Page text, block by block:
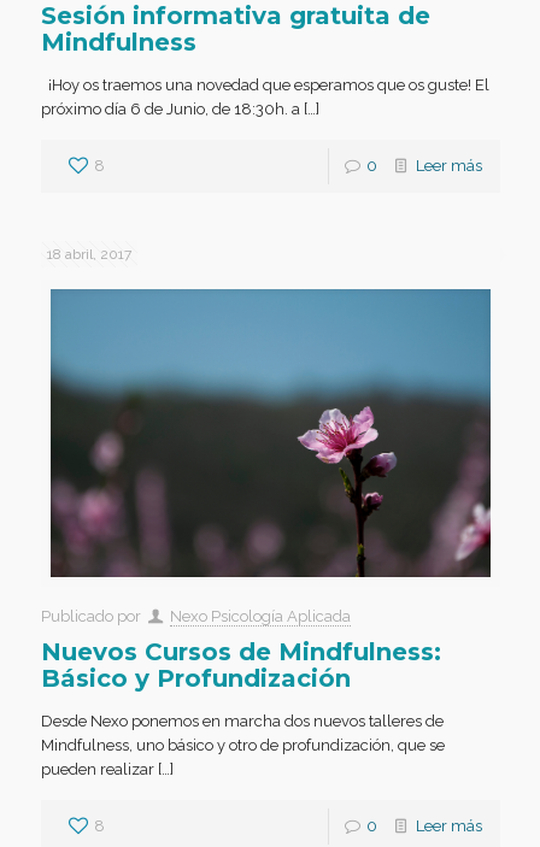
Sesión informativa gratuita de
Mindfulness
¡Hoy os traemos una novedad que esperamos que os guste! El
próximo día 6 de Junio, de 18:30h. a […]
8 0 Leer más
18 abril, 2017
Publicado por Nexo Psicología Aplicada
Nuevos Cursos de Mindfulness:
Básico y Profundización
Desde Nexo ponemos en marcha dos nuevos talleres de
Mindfulness, uno básico y otro de profundización, que se
pueden realizar […]
8 0 Leer más